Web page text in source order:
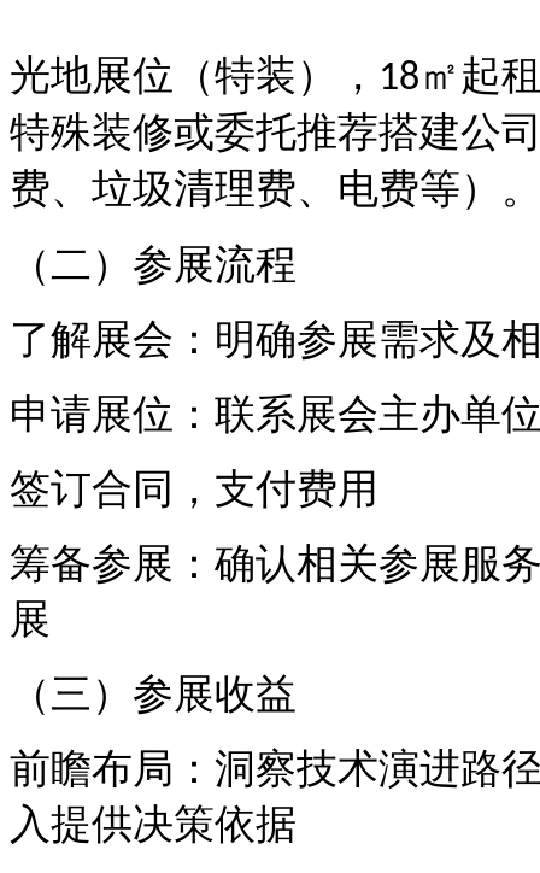
光地展位（特装） ， 18㎡起
特殊装修或委托推荐搭建公
费、垃圾清理费、电费等）
（二）参展流程
了解展会：明确参展需求及
申请展位：联系展会主办单
签订合同，支付费用
筹备参展：确认相关参展服
展
（三）参展收益
前瞻布局：洞察技术演进路
入提供决策依据